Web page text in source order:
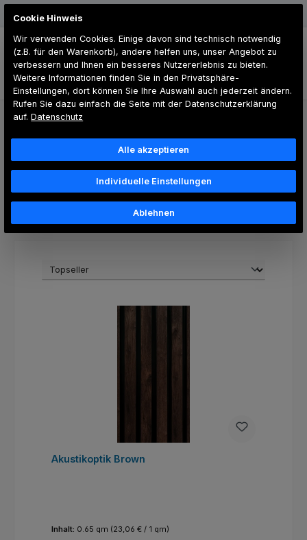
Zum Hauptinhalt springen
Du hast 0
Akustik-Optik
Akustikoptik Brown
Inhalt: 0.65 qm (23,06 € / 1 qm)
Cookie Hinweis
Wir verwenden Cookies. Einige davon sind technisch notwendig
(z.B. für den Warenkorb), andere helfen uns, unser Angebot zu
verbessern und Ihnen ein besseres Nutzererlebnis zu bieten.
Weitere Informationen finden Sie in den Privatsphäre-
Einstellungen, dort können Sie Ihre Auswahl auch jederzeit ändern.
Rufen Sie dazu einfach die Seite mit der Datenschutzerklärung
auf.Datenschutz
Individuelle Einstellungen
Ablehnen
Alle akzeptieren